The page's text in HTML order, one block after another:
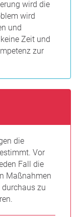
wird die
wird
und
Zeit und
zur
die
Vor
Fall die
Maßnahmen
durchaus zu